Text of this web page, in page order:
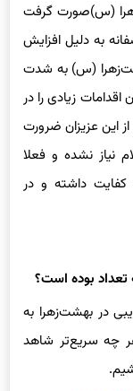
(س)‌صورت گرفت
به دلیل افزایش
(س) به شدت
اقدامات زیادی را در
این عزیزان ضرورت
نیاز نشده و فعلا
داشته و در
تعداد بوده است؟
در بهشت‌زهرا به
چه سریع‌تر شاهد